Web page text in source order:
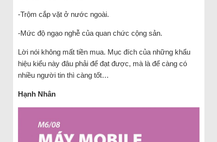
-Trộm cắp vặt ở nước ngoài.
-Mức độ ngạo nghễ của quan chức cộng sản.
Lời nói không mất tiền mua. Mục đích của những khẩu
hiệu kiểu này đâu phải để đạt được, mà là để càng có
nhiều người tin thì càng tốt…
Hạnh Nhân